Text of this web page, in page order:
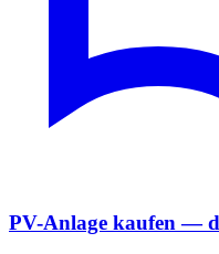
PV-Anlage kaufen —